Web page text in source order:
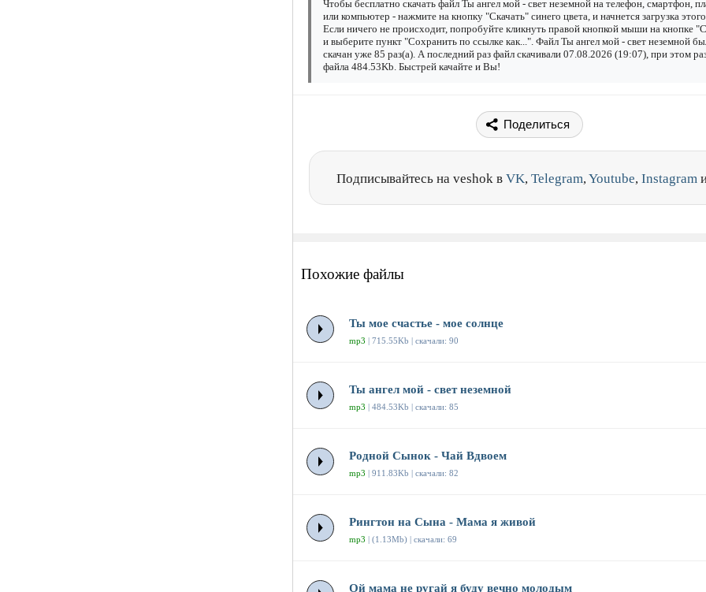
Чтобы бесплатно скачать файл Ты ангел мой - свет неземной на телефон, смартфон,
или компьютер - нажмите на кнопку "Скачать" синего цвета, и начнется загрузка
Если ничего не происходит, попробуйте кликнуть правой кнопкой мыши на кнопке
и выберите пункт "Сохранить по ссылке как...". Файл Ты ангел мой - свет неземной
скачан уже 85 раз(а). А последний раз файл скачивали 07.08.2026 (19:07), при этом
файла 484.53Kb. Быстрей качайте и Вы!
Поделиться
Подписывайтесь на veshok в VK, Telegram,Youtube, Instagram
Похожие файлы
Ты мое счастье - мое солнце
mp3 | 715.55Kb | скачали: 90
Ты ангел мой - свет неземной
mp3 | 484.53Kb | скачали: 85
Родной Сынок - Чай Вдвоем
mp3 | 911.83Kb | скачали: 82
Рингтон на Сына - Мама я живой
mp3 | (1.13Mb) | скачали: 69
Ой мама не ругай я буду вечно молодым